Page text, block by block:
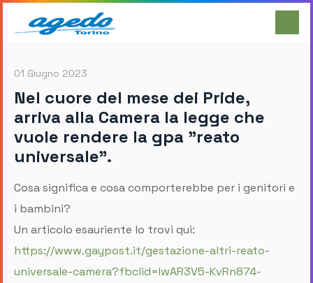
01 Giugno 2023
Nel cuore del mese dei Pride,
arriva alla Camera la legge che
vuole rendere la gpa "reato
universale".
Cosa significa e cosa comporterebbe per i genitori e
i bambini?
Un articolo esauriente lo trovi qui:
https://www.gaypost.it/gestazione-altri-reato-
universale-camera?fbclid=IwAR3V5-KvRn874-